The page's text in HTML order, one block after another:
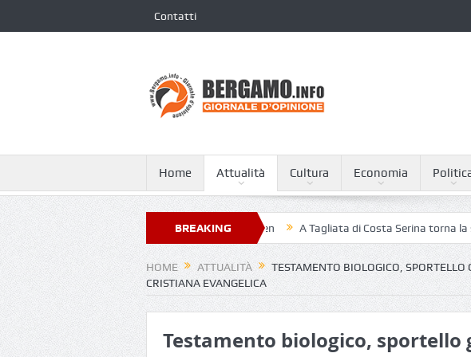
Contatti
Home Attualità Cultura Economia
BREAKING
NEWS
XXIII nella classifica dei 250 ospedali più green A Tagliata di Costa Serina torna la strada
HOME ATTUALITÀ
TESTAMENTO BIOLOGICO,
CRISTIANA EVANGELICA
Testamento biologico,